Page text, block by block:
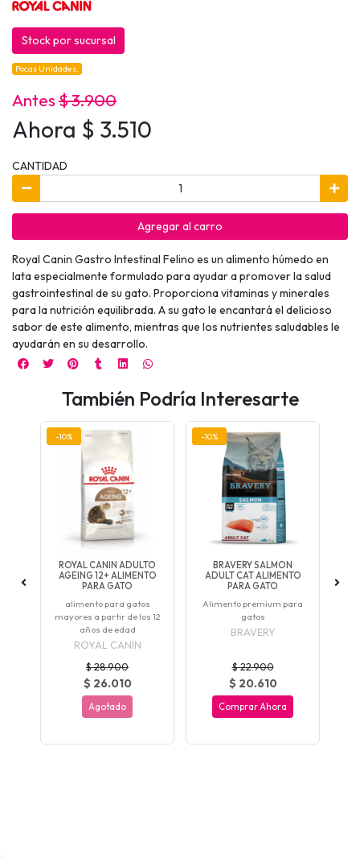
Stock por sucursal
Pocas Unidades.
Antes$ 3.900
Ahora $ 3.510
CANTIDAD
Agregar al carro
Royal Canin Gastro Intestinal Felino es un alimento húmedo en
lata especialmente formulado para ayudar a promover la salud
gastrointestinal de su gato. Proporciona vitaminas y minerales
para la nutrición equilibrada. A su gato le encantará el delicioso
sabor de este alimento, mientras que los nutrientes saludables le
ayudarán en su desarrollo.
También Podría Interesarte
-10%
ROYAL CANIN ADULTO
AGEING 12+ ALIMENTO
PARA GATO
alimento para gatos
mayores a partir de los 12
años de edad
ROYAL CANIN
$ 28.900
$ 26.010
Agotado
-10%
BRAVERY SALMON
ADULT CAT ALIMENTO
PARA GATO
Alimento premium para
gatos
BRAVERY
$ 22.900
$ 20.610
Comprar Ahora